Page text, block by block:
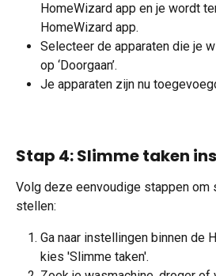
HomeWizard app en je wordt
HomeWizard app.
Selecteer de apparaten die je
op ‘Doorgaan’.
Je apparaten zijn nu
Stap 4: Slimme taken
Volg deze eenvoudige stappen om
stellen:
Ga naar instellingen binnen de
kies 'Slimme taken'.